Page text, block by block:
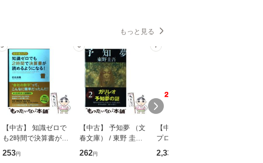
もっと見る
5
【中古】 知識ゼロで
も2時間で決算書が読
めるようになる！ 会
計超入門！ / 佐伯 良
253円
6
【中古】 予知夢 （文
春文庫） / 東野 圭吾 /
文藝春秋 [文庫]【メー
ル便送料無料】
262円
7
【中古】 野ブタ。を
プロデュース [DVD-B
OX] / バップ [DVD]
【メール便送料無料】
2,335